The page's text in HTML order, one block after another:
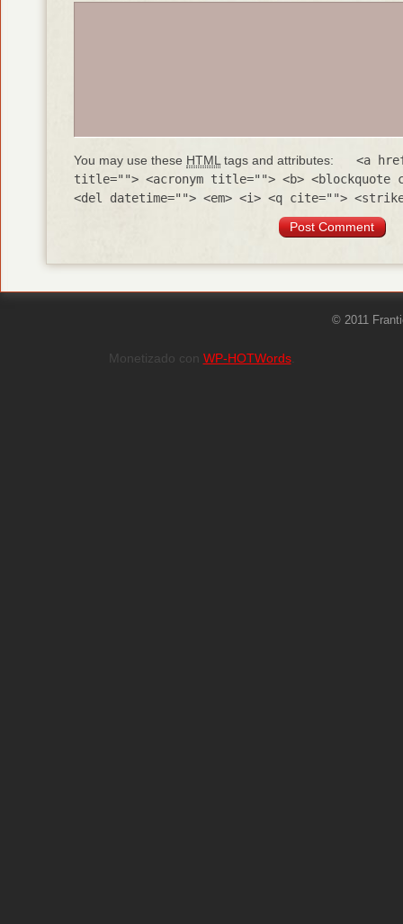
You may use these HTML tags and attributes:
<a
title=""> <acronym title=""> <b> <blockquote
<del datetime=""> <em> <i> <q cite="">
© 2011
Monetizado con WP-HOTWords.